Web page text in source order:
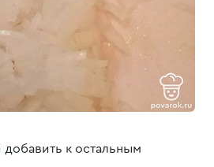
добавить к остальным